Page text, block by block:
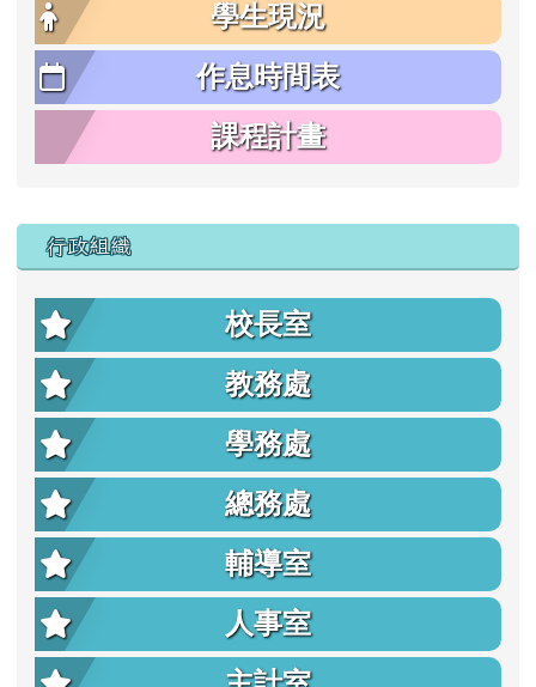
學生現況
作息時間表
課程計畫
行政組織
校長室
教務處
學務處
總務處
輔導室
人事室